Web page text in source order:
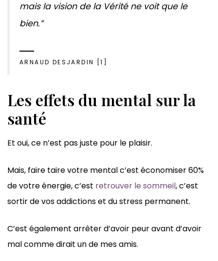
mais la vision de la Vérité ne voit que le
bien.”
ARNAUD DESJARDIN [1]
Les effets du mental sur la
santé
Et oui, ce n’est pas juste pour le plaisir.
Mais, faire taire votre mental c’est économiser 60%
de votre énergie, c’est retrouver le sommeil, c’est
sortir de vos addictions et du stress permanent.
C’est également arrêter d’avoir peur avant d’avoir
mal comme dirait un de mes amis.